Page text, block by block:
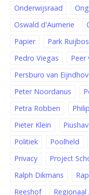
Onderwijsraad
Oswald d'Aumerie
Papier
Park
Pedro Viegas
Peer
Persburo van
Peter Noordanus
Petra Robben
Pieter Klein
Politiek
Poolheld
Privacy
Project
Ralph Dikmans
Rap
Reeshof